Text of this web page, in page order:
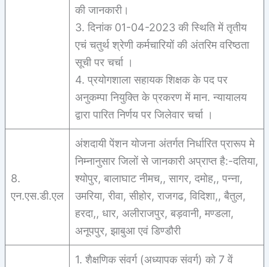
की जानकारी।
3. दिनांक 01-04-2023 की स्थिति में तृतीय
एचं चतुर्थ श्रेणी कर्मचारियों की अंतरिम वरिष्ठता
सूची पर चर्चा ।
4. प्रयोगशाला सहायक शिक्षक के पद पर
अनुकम्पा नियुक्ति के प्रकरण में मान. न्यायालय
द्वारा पारित निर्णय पर जिलेवार चर्चा ।
8.
एन.एस.डी.एल
अंशदायी पेंशन योजना अंतर्गत निर्धारित प्रारूप मे
निम्नानुसार जिलों से जानकारी अप्राप्त है:-दतिया,
श्योपुर, बालाघाट नीमच,, सागर, दमोह,, पन्ना,
उमरिया, रीवा, सीहोर, राजगढ, विदिशा,, बैतुल,
हरदा,, धार, अलीराजपुर, बड़वानी, मण्डला,
अनूपपुर, झाबुआ एवं डिण्डौरी
1. शैक्षणिक संवर्ग (अध्यापक संवर्ग) को 7 वें